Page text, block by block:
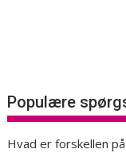
Populære
Hvad er forskellen